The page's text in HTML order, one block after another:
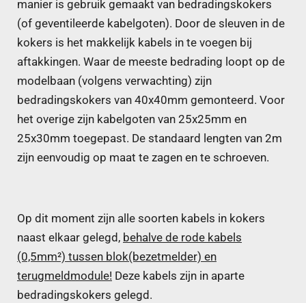
manier is gebruik gemaakt van bedradingskokers
(of geventileerde kabelgoten). Door de sleuven in de
kokers is het makkelijk kabels in te voegen bij
aftakkingen. Waar de meeste bedrading loopt op de
modelbaan (volgens verwachting) zijn
bedradingskokers van 40x40mm gemonteerd. Voor
het overige zijn kabelgoten van 25x25mm en
25x30mm toegepast. De standaard lengten van 2m
zijn eenvoudig op maat te zagen en te schroeven.
Op dit moment zijn alle soorten kabels in kokers
naast elkaar gelegd, behalve de rode kabels
(0,5mm²) tussen blok(bezetmelder) en
terugmeldmodule! Deze kabels zijn in aparte
bedradingskokers gelegd.